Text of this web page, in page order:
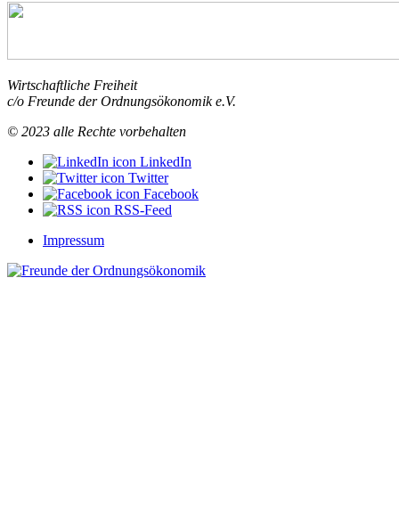
Wirtschaftliche Freiheit
c/o Freunde der Ordnungsökonomik e.V.
© 2023 alle Rechte vorbehalten
LinkedIn
Twitter
Facebook
RSS-Feed
Impressum